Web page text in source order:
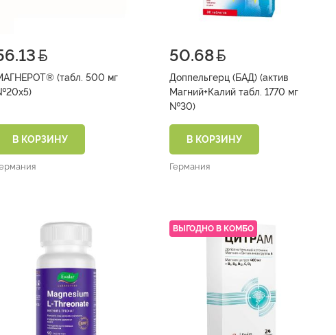
(табл. 500 мг
В КОРЗИНУ
50.68
Доппельгерц (БАД) (актив
Магний+Калий табл. 1770 мг
№30)
В КОРЗИНУ
Германия
ВЫГОДНО В КОМБО